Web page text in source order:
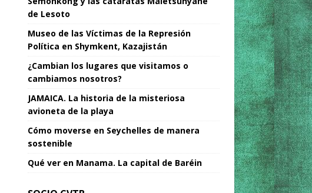
de Lesoto
Museo de las Víctimas de la Represión
Política en Shymkent, Kazajistán
¿Cambian los lugares que visitamos o
cambiamos nosotros?
JAMAICA. La historia de la misteriosa
avioneta de la playa
Cómo moverse en Seychelles de manera
sostenible
Qué ver en Manama. La capital de Baréin